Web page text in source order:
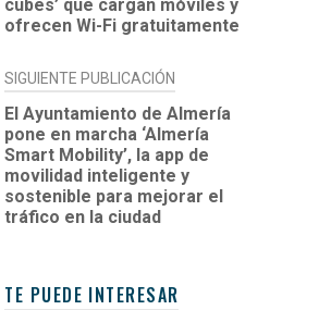
ENTRADAS
cubes’ que cargan móviles y
ofrecen Wi-Fi gratuitamente
SIGUIENTE PUBLICACIÓN
El Ayuntamiento de Almería
pone en marcha ‘Almería
Smart Mobility’, la app de
movilidad inteligente y
sostenible para mejorar el
tráfico en la ciudad
TE PUEDE INTERESAR